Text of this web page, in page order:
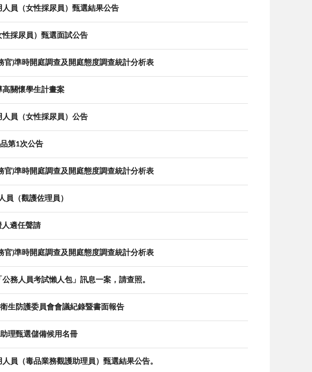
員（女性採尿員）甄選結果公告
採尿員）甄選面試公告
)準時開庭調查及開庭態度調查統計分析表
關懷學生計畫案
員（女性採尿員）公告
第1次公告
)準時開庭調查及開庭態度調查統計分析表
員（觀護佐理員）
遴任聲請
)準時開庭調查及開庭態度調查統計分析表
務人員考試懶人包」訊息一案，請查照。
生防護委員會會議紀錄暨書面報告
理甄選儲備候用名冊
員（毒品業務觀護助理員）甄選結果公告。